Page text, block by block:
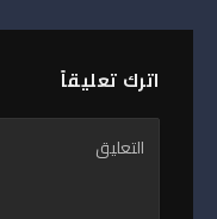
اترك تعليقاً